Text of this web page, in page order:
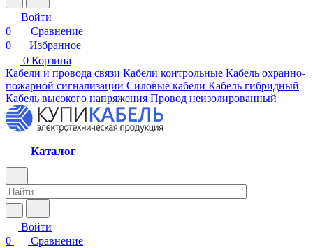
Войти
0
Сравнение
0
Избранное
0 Корзина
Кабели и провода связи Кабели контрольные Кабель охранно-
пожарной сигнализации Силовые кабели Кабель гибридный
Кабель высокого напряжения Провод неизолированный
Каталог
Войти
0
Сравнение